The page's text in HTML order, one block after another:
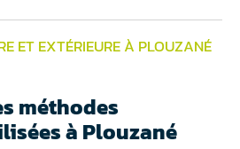
ET EXTÉRIEURE À PLOUZANÉ
méthodes
à Plouzané